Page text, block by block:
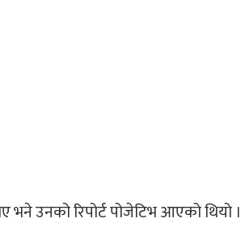
उनको रिपोर्ट पोजेटिभ आएको थियो ।